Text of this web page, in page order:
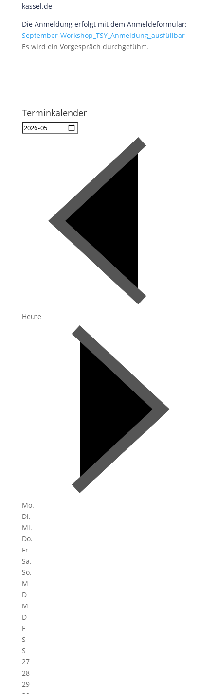
kassel.de
Die Anmeldung erfolgt mit dem Anmeldeformular:
September-Workshop_TSY_Anmeldung_ausfüllbar
Es wird ein Vorgespräch durchgeführt.
Terminkalender
Heute
Mo.
Di.
Mi.
Do.
Fr.
Sa.
So.
M
D
M
D
F
S
S
27
28
29